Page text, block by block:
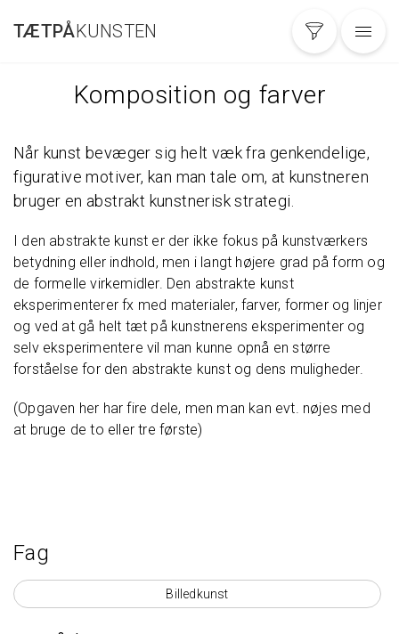
TÆTPÅKUNSTEN
Komposition og farver
Når kunst bevæger sig helt væk fra genkendelige,
figurative motiver, kan man tale om, at kunstneren
bruger en abstrakt kunstnerisk strategi.
I den abstrakte kunst er der ikke fokus på kunstværkers
betydning eller indhold, men i langt højere grad på form og
de formelle virkemidler. Den abstrakte kunst
eksperimenterer fx med materialer, farver, former og linjer
og ved at gå helt tæt på kunstnerens eksperimenter og
selv eksperimentere vil man kunne opnå en større
forståelse for den abstrakte kunst og dens muligheder.
(Opgaven her har fire dele, men man kan evt. nøjes med
at bruge de to eller tre første)
Fag
Billedkunst